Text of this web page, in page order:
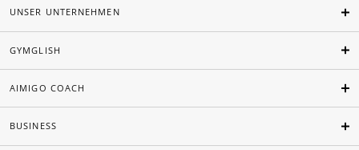
UNSER UNTERNEHMEN
GYMGLISH
AIMIGO COACH
BUSINESS